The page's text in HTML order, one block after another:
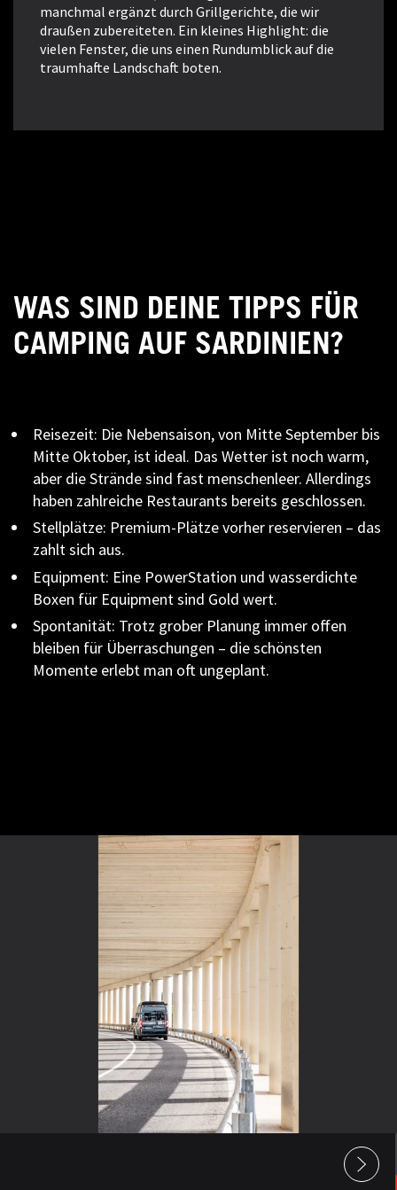
manchmal ergänzt durch Grillgerichte, die wir
draußen zubereiteten. Ein kleines Highlight: die
vielen Fenster, die uns einen Rundumblick auf die
traumhafte Landschaft boten.
WAS SIND DEINE TIPPS FÜR
CAMPING AUF SARDINIEN?
Reisezeit: Die Nebensaison, von Mitte September bis
Mitte Oktober, ist ideal. Das Wetter ist noch warm,
aber die Strände sind fast menschenleer. Allerdings
haben zahlreiche Restaurants bereits geschlossen.
Stellplätze: Premium-Plätze vorher reservieren – das
zahlt sich aus.
Equipment: Eine PowerStation und wasserdichte
Boxen für Equipment sind Gold wert.
Spontanität: Trotz grober Planung immer offen
bleiben für Überraschungen – die schönsten
Momente erlebt man oft ungeplant.